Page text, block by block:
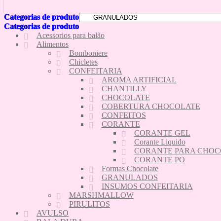
Categorias de produto
Categorias de produto
Acessorios para balão
Alimentos
Bomboniere
Chicletes
CONFEITARIA
AROMA ARTIFICIAL
CHANTILLY
CHOCOLATE
COBERTURA CHOCOLATE
CONFEITOS
CORANTE
CORANTE GEL
Corante Liquido
CORANTE PARA
CORANTE PO
Formas Chocolate
GRANULADOS
INSUMOS CONFEITARIA
MARSHMALLOW
PIRULITOS
AVULSO